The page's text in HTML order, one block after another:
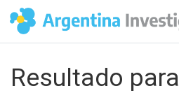
Resultado para